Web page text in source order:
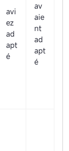
avi
ez
ad
apt
é
av
aie
nt
ad
apt
é